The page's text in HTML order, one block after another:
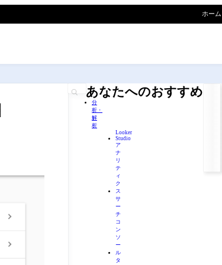
ホーム
分
析・
解
析
Looker
Studio
ア
ナ
リ
テ
ィ
ク
ス
サ
ー
チ
コ
ン
ソ
ー
ル
タ
あなたへのおすすめ